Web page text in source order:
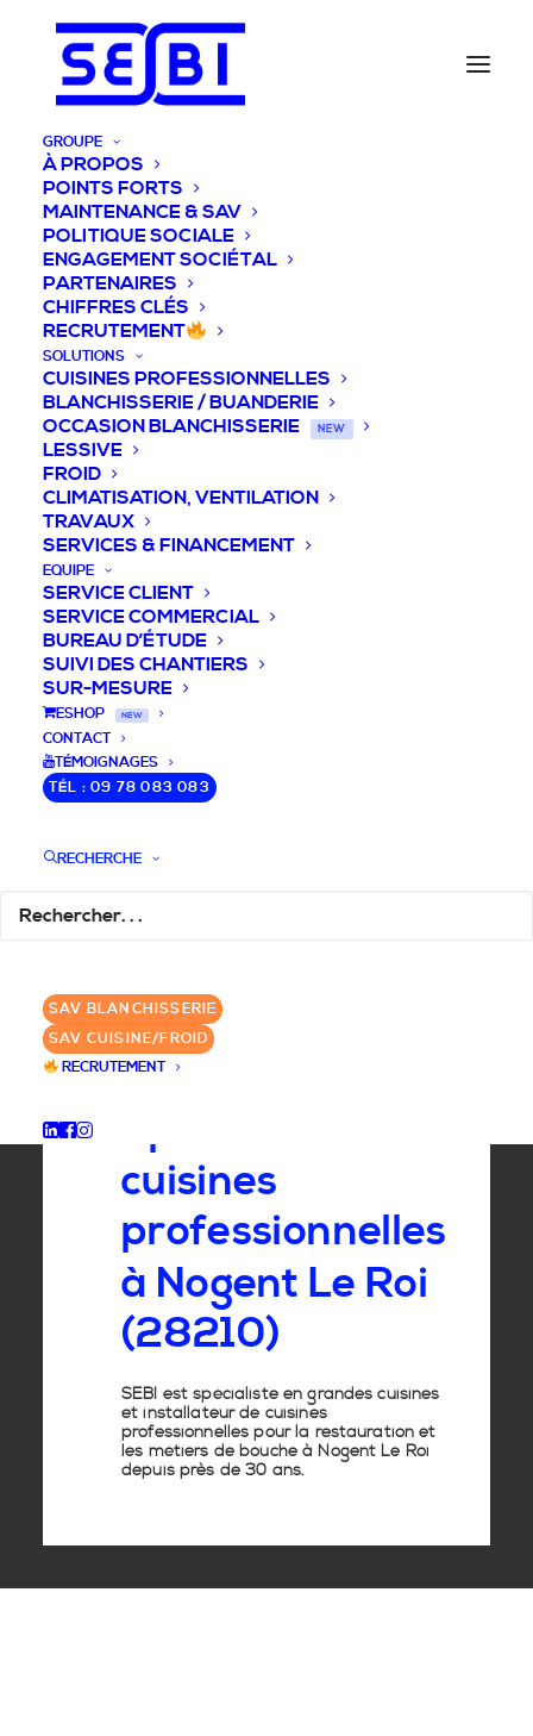
GROUPE
À PROPOS
POINTS FORTS
MAINTENANCE & SAV
POLITIQUE SOCIALE
ENGAGEMENT SOCIÉTAL
PARTENAIRES
CHIFFRES CLÉS
RECRUTEMENT
SOLUTIONS
CUISINES PROFESSIONNELLES
BLANCHISSERIE / BUANDERIE
OCCASION BLANCHISSERIE
NEW
LESSIVE
FROID
CLIMATISATION, VENTILATION
TRAVAUX
SERVICES & FINANCEMENT
EQUIPE
SERVICE CLIENT
SERVICE COMMERCIAL
BUREAU D’ÉTUDE
SUIVI DES CHANTIERS
SUR-MESURE
ESHOP NEW
CONTACT
TÉMOIGNAGES
TÉL : 09 78 083 083
RECHERCHE
SAV BLANCHISSERIE
SAV CUISINE/FROID
RECRUTEMENT
DEVIS / CONSEILS /
QUESTIONS
✆ 09 78 083 083
GROUPE SEBI
Spécialiste
cuisines
professionnelles
à Nogent Le Roi
(28210)
SEBI est spécialiste en grandes cuisines
et installateur de cuisines
professionnelles pour la restauration et
les métiers de bouche à Nogent Le Roi
depuis près de 30 ans.